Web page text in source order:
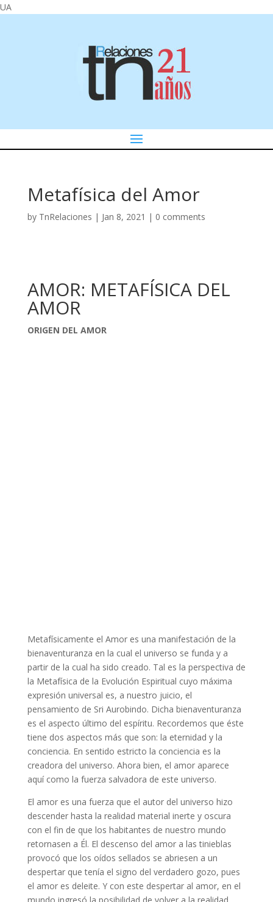
UA
Metafísica del Amor
by TnRelaciones | Jan 8, 2021 | 0 comments
AMOR: METAFÍSICA DEL
AMOR
ORIGEN DEL AMOR
Metafísicamente el Amor es una manifestación de la
bienaventuranza en la cual el universo se funda y a
partir de la cual ha sido creado. Tal es la perspectiva de
la Metafísica de la Evolución Espiritual cuyo máxima
expresión universal es, a nuestro juicio, el
pensamiento de Sri Aurobindo. Dicha bienaventuranza
es el aspecto último del espíritu. Recordemos que éste
tiene dos aspectos más que son: la eternidad y la
conciencia. En sentido estricto la conciencia es la
creadora del universo. Ahora bien, el amor aparece
aquí como la fuerza salvadora de este universo.
El amor es una fuerza que el autor del universo hizo
descender hasta la realidad material inerte y oscura
con el fin de que los habitantes de nuestro mundo
retornasen a Él. El descenso del amor a las tinieblas
provocó que los oídos sellados se abriesen a un
despertar que tenía el signo del verdadero gozo, pues
el amor es deleite. Y con este despertar al amor, en el